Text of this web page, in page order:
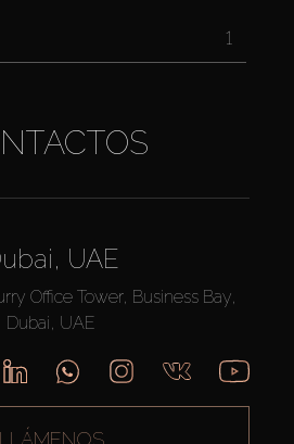
1
UAE
Office Tower, Business Bay,
Dubai, UAE
LLÁMENOS